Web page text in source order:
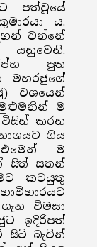
පත්වූයේ
ය.
වන්නේ
යනුවෙනි.
පුත
මහරජුගේ
වශයෙන්
මුළුමනින් ම
කරන
ගිය
එමෙන් ම
සිත් සතන්
කටයුතු
විමසා
ඉදිරිපත්
සිටි බැවින්